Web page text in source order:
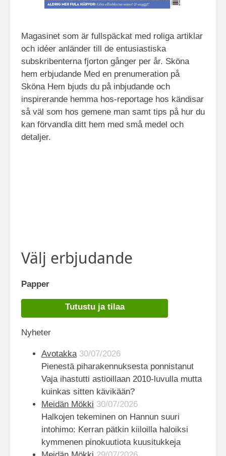
Magasinet som är fullspäckat med roliga artiklar
och idéer anländer till de entusiastiska
subskribenterna fjorton gånger per år. Sköna
hem erbjudande Med en prenumeration på
Sköna Hem bjuds du på inbjudande och
inspirerande hemma hos-reportage hos kändisar
så väl som hos gemene man samt tips på hur du
kan förvandla ditt hem med små medel och
detaljer.
Välj erbjudande
Papper
Tutustu ja tilaa
Nyheter
Avotakka 30/07/2026
Pienestä piharakennuksesta ponnistanut
Vaja ihastutti astioillaan 2010-luvulla mutta
kuinkas sitten kävikään?
Meidän Mökki 30/07/2026
Halkojen tekeminen on Hannun suuri
intohimo: Kerran pätkin kiiloilla haloiksi
kymmenen pinokuutiota kuusitukkeja